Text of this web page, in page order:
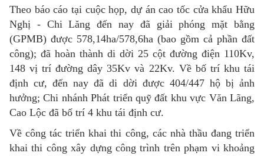
Theo báo cáo tại cuộc họp, dự án cao tốc cửa khẩu Hữu
Nghị - Chi Lăng đến nay đã giải phóng mặt bằng
(GPMB) được 578,14ha/578,6ha (bao gồm cả phần đất
công); đã hoàn thành di dời 25 cột đường điện 110Kv,
148 vị trí đường dây 35Kv và 22Kv. Về bố trí khu tái
định cư, đến nay đã di dời được 404/447 hộ bị ảnh
hưởng; Chi nhánh Phát triển quỹ đất khu vực Văn Lãng,
Cao Lộc đã bố trí 4 khu tái định cư.
Về công tác triển khai thi công, các nhà thầu đang triển
khai thi công xây dựng công trình trên phạm vi khoảng